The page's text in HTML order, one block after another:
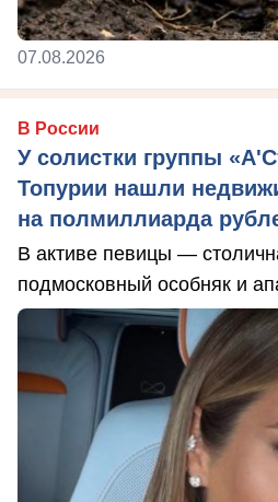
07.08.2026
В России
У солистки группы
Топурии нашли
на полмиллиарда
В активе певицы —
подмосковный особняк и